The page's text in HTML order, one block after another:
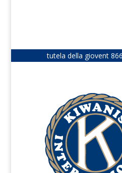
tutela della giovent